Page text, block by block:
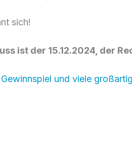
sich!
ist der 15.12.2024, der
und viele